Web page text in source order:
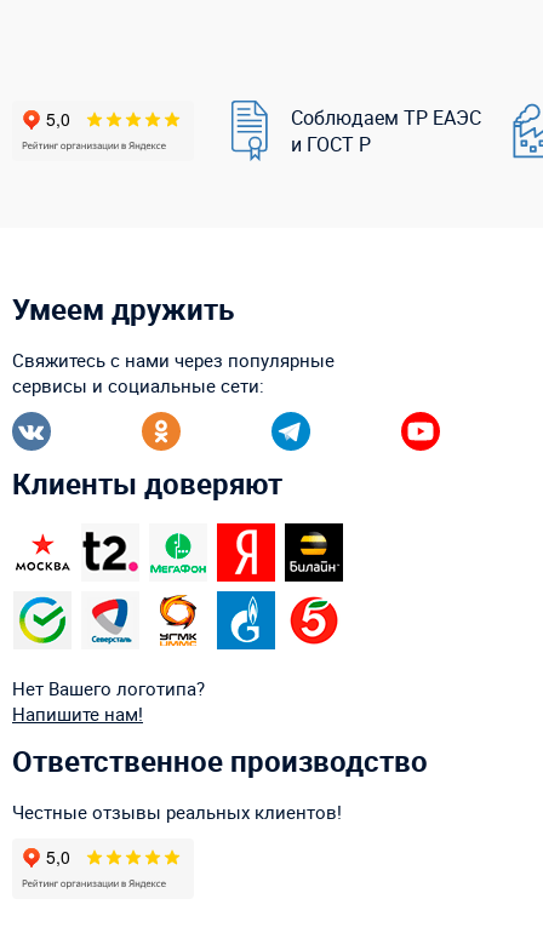
Соблюдаем ТР ЕАЭС
и ГОСТ Р
Умеем дружить
Свяжитесь с нами через популярные
сервисы и социальные сети:
Клиенты доверяют
Нет Вашего логотипа?
Напишите нам!
Ответственное производство
Честные отзывы реальных клиентов!